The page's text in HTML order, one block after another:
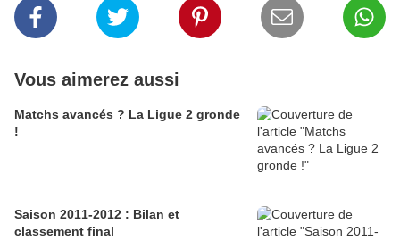
Vous aimerez aussi
Matchs avancés ? La Ligue 2 gronde
!
Saison 2011-2012 : Bilan et
classement final